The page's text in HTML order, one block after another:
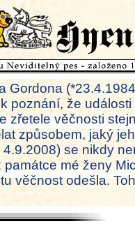
Gordona
poznání, že
zřetele věčnosti
způsobem, jaký
se nikdy
mé ženy
věčnost odešla.